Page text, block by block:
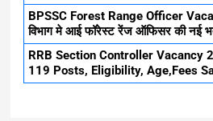
BPSSC Forest Range Officer
विभाग मे आई फॉरेस्ट रेंज ऑफिसर की नई
RRB Section Controller Vacancy
119 Posts, Eligibility, Age,Fees